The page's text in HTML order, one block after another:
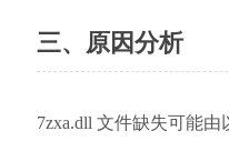
三、原因分析
7zxa.dll 文件缺失可能由